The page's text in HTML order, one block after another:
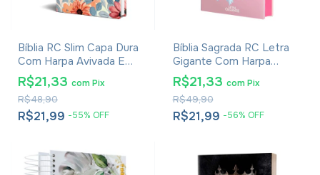
Bíblia RC Slim Capa Dura
Com Harpa Avivada E
Corinhos Flores Aquarela
R$21,99 -55% OFF
R$48,90
R$21,33 comPix
Bíblia Sagrada RC Letra
Gigante Com Harpa
Avivada E Corinhos Capa
Dura Circulo Flores
R$21,99 -56% OFF
R$49,90
R$21,33 com Pix